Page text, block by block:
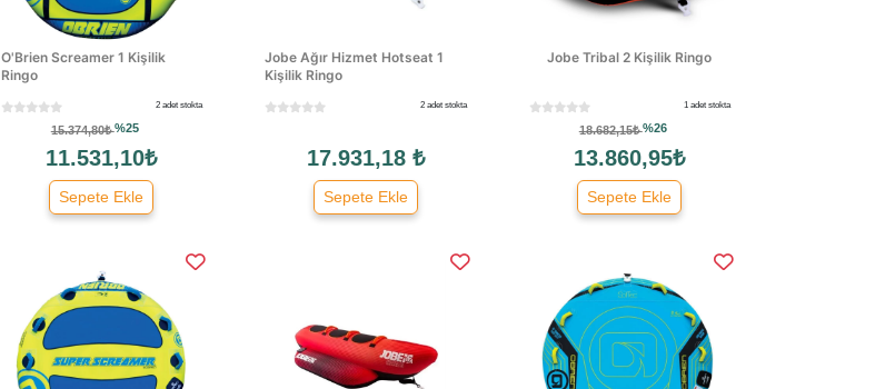
O'Brien Screamer 1 Kişilik
Ringo
2 adet stokta
15.374,80₺%25
11.531,10₺
Sepete Ekle
Jobe Ağır Hizmet Hotseat 1
Kişilik Ringo
2 adet stokta
17.931,18 ₺
Sepete Ekle
Jobe Tribal 2 Kişilik Ringo
1 adet stokta
18.682,15₺%26
13.860,95₺
Sepete Ekle